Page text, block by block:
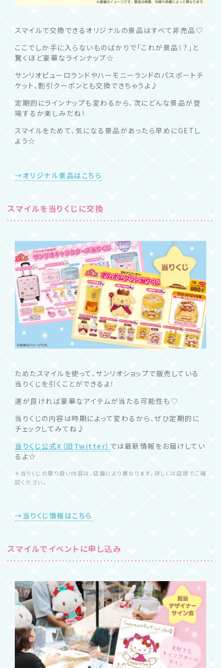
スマイルで交換できるオリジナルの景品はすべて非売品♡
ここでしか手に入らないものばかりで「これが景品！？」と
驚くほど豪華なラインナップ☆
サンリオピューロランドやハーモニーランドのパスポートチ
ケット、割引クーポンとも交換できちゃうよ♪
定期的にラインナップも変わるから、次にどんな景品が登
場するか楽しみだね！
スマイルをためて、気になる景品があったら早めにGETし
よう☆
→オリジナル景品はこちら
スマイルを当りくじに交換
ためたスマイルを使って、サンリオショップで販売している
当りくじを引くことができるよ！
運が良ければ豪華なアイテムが当たる可能性も♡
当りくじの内容は時期によって変わるから、ぜひ定期的に
チェックしてみてね♪
当りくじ公式X （旧 Twitter） では最新情報をお届けしてい
るよ☆
＊当りくじの取り扱い内容は、店舗により異なります。詳しくは店頭でご確
認ください。
→当りくじ情報はこちら
スマイルでイベントに申し込み